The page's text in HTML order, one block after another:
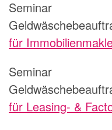
Seminar
für
Seminar
für Leasing- &